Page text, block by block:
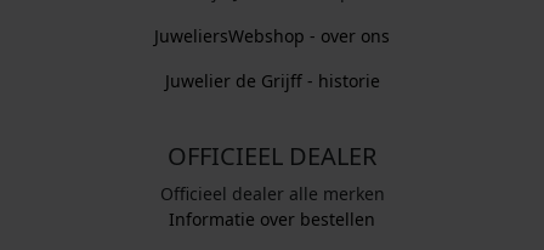
JuweliersWebshop - over ons
Juwelier de Grijff - historie
OFFICIEEL DEALER
Officieel dealer alle merken
Informatie over bestellen